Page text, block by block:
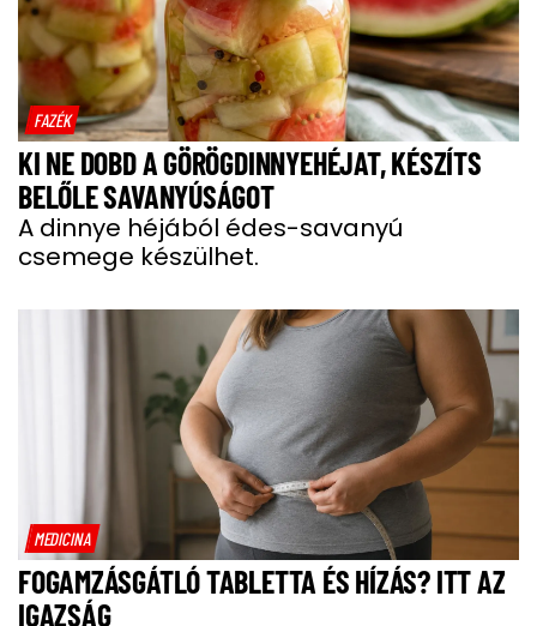
FAZÉK
KI NE DOBD A GÖRÖGDINNYEHÉJAT, KÉSZÍTS
BELŐLE SAVANYÚSÁGOT
A dinnye héjából édes-savanyú
csemege készülhet.
MEDICINA
FOGAMZÁSGÁTLÓ TABLETTA ÉS HÍZÁS? ITT AZ
IGAZSÁG